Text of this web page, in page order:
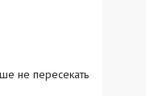
не пересекать